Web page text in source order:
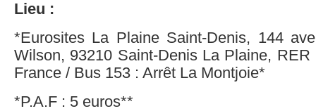
Lieu :
*Eurosites La Plaine Saint-Denis, 144
Wilson, 93210 Saint-Denis La Plaine,
France / Bus 153 : Arrêt La Montjoie*
*P.A.F : 5 euros**